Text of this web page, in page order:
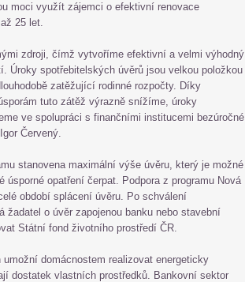
moci využít zájemci o efektivní renovace
25 let.
zdroji, čímž vytvoříme efektivní a velmi výhodný
Úroky spotřebitelských úvěrů jsou velkou položkou
zatěžující rodinné rozpočty. Díky
tuto zátěž výrazně snížíme, úroky
ve spolupráci s finančními institucemi bezúročné
Červený.
stanovena maximální výše úvěru, který je možné
opatření čerpat. Podpora z programu Nová
období splácení úvěru. Po schválení
žadatel o úvěr zapojenou banku nebo stavební
Státní fond životního prostředí ČR.
domácnostem realizovat energeticky
dostatek vlastních prostředků. Bankovní sektor